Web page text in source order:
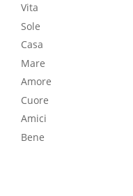
Vita
Sole
Casa
Mare
Amore
Cuore
Amici
Bene